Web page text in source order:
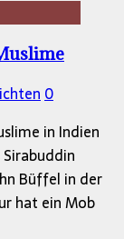
0
in Indien
Büffel in der
hat ein Mob